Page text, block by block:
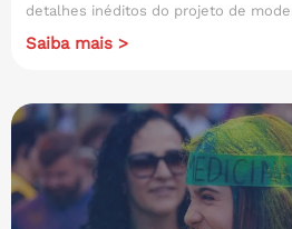
detalhes inéditos do projeto de
Saiba mais >